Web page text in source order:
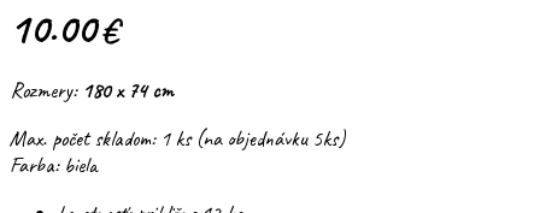
10.00€
Rozmery: 180 x 74 cm
Max. počet skladom: 1 ks (na objednávku 5ks)
Farba: biela